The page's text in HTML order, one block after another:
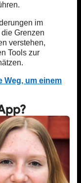
im
Grenzen
verstehen,
Tools zur
Weg, um einem